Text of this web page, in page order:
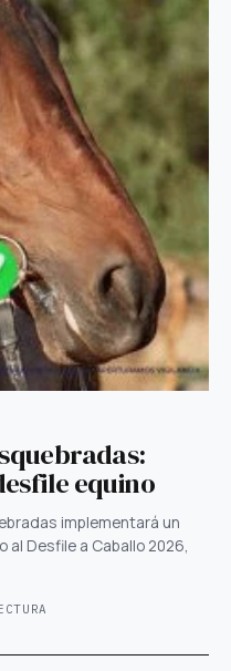
equino
implementará un
Desfile a Caballo 2026,